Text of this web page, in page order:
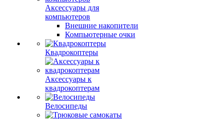
Аксессуары для
компьютеров
Внешние накопители
Компьютерные очки
Квадрокоптеры
Аксессуары к
квадрокоптерам
Велосипеды